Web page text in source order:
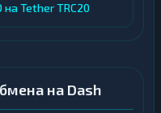
Tether TRC20
на Dash